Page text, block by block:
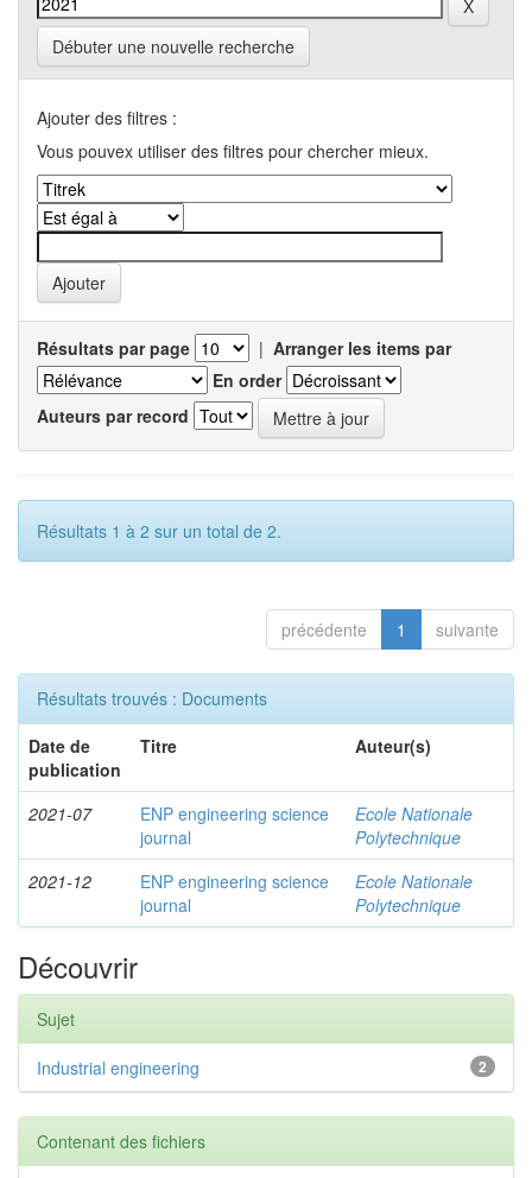
Débuter une nouvelle recherche
Ajouter des filtres :
Vous pouvex utiliser des filtres pour chercher mieux.
Résultats par page | Arranger les items par
En order
Auteurs par record
Résultats 1 à 2 sur un total de 2.
précédente 1 suivante
Résultats trouvés : Documents
Date de
publication
Titre Auteur(s)
2021-07
ENP engineering science
journal
Ecole Nationale
Polytechnique
2021-12
ENP engineering science
journal
Ecole Nationale
Polytechnique
Découvrir
Sujet
2
Industrial engineering
Contenant des fichiers